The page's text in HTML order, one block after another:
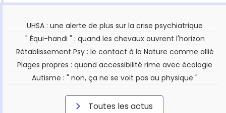
UHSA : une alerte de plus sur la crise psychiatrique
" Équi-handi " : quand les chevaux ouvrent l'horizon
Rétablissement Psy : le contact à la Nature comme allié
Plages propres : quand accessibilité rime avec écologie
Autisme : " non, ça ne se voit pas au physique "
Toutes les actus